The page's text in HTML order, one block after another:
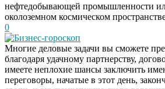
нефтедобывающей промышленности
околоземном космическом
0
Бизнес-гороскоп
Многие деловые задачи вы сможете
благодаря удачному партнерству,
имеете неплохие шансы заключить
переговоры, начатые в этот день,